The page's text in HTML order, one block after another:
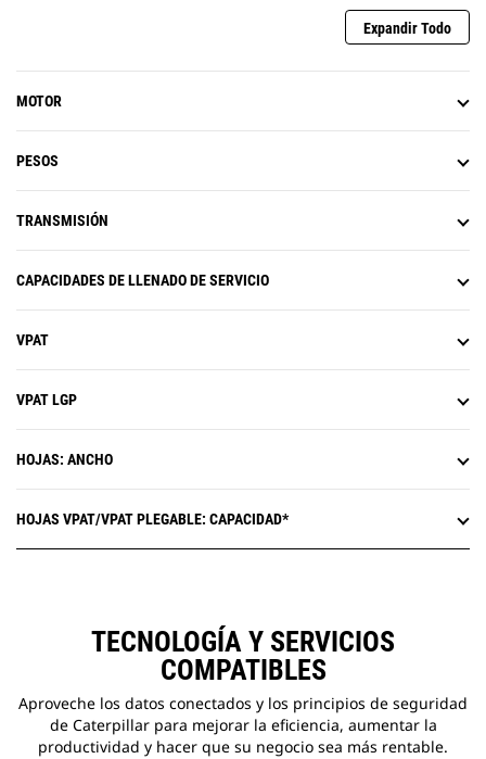
Expandir Todo
MOTOR
PESOS
TRANSMISIÓN
CAPACIDADES DE LLENADO DE SERVICIO
VPAT
VPAT LGP
HOJAS: ANCHO
HOJAS VPAT/VPAT PLEGABLE: CAPACIDAD*
TECNOLOGÍA Y SERVICIOS
COMPATIBLES
Aproveche los datos conectados y los principios de seguridad
de Caterpillar para mejorar la eficiencia, aumentar la
productividad y hacer que su negocio sea más rentable.